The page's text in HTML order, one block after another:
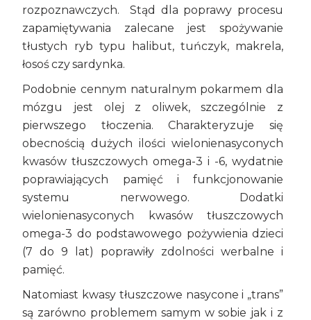
rozpoznawczych. Stąd dla poprawy procesu
zapamiętywania zalecane jest spożywanie
tłustych ryb typu halibut, tuńczyk, makrela,
łosoś czy sardynka.
Podobnie cennym naturalnym pokarmem dla
mózgu jest olej z oliwek, szczególnie z
pierwszego tłoczenia. Charakteryzuje się
obecnością dużych ilości wielonienasyconych
kwasów tłuszczowych omega-3 i -6, wydatnie
poprawiających pamięć i funkcjonowanie
systemu nerwowego. Dodatki
wielonienasyconych kwasów tłuszczowych
omega-3 do podstawowego pożywienia dzieci
(7 do 9 lat) poprawiły zdolności werbalne i
pamięć.
Natomiast kwasy tłuszczowe nasycone i „trans”
są zarówno problemem samym w sobie jak i z